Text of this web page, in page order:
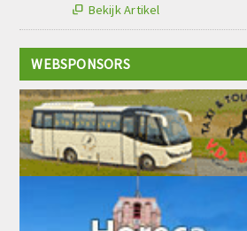
 Bekijk Artikel
WEBSPONSORS